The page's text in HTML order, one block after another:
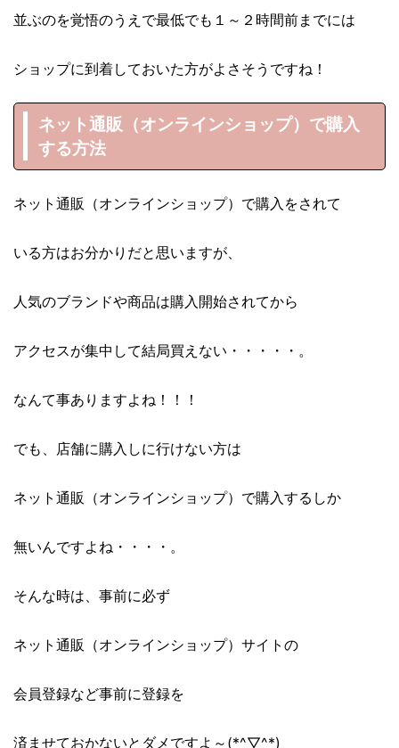
並ぶのを覚悟のうえで最低でも１～２時間前までには
ショップに到着しておいた方がよさそうですね！
ネット通販（オンラインショップ）で購入
する方法
ネット通販（オンラインショップ）で購入をされて
いる方はお分かりだと思いますが、
人気のブランドや商品は購入開始されてから
アクセスが集中して結局買えない・・・・・。
なんて事ありますよね！！！
でも、店舗に購入しに行けない方は
ネット通販（オンラインショップ）で購入するしか
無いんですよね・・・・。
そんな時は、事前に必ず
ネット通販（オンラインショップ）サイトの
会員登録など事前に登録を
済ませておかないとダメですよ～(*^▽^*)